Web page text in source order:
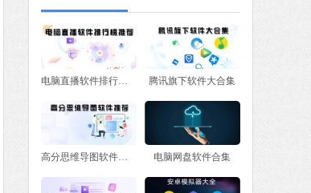
电脑直播软件排行榜推荐 腾讯旗下软件大合集
高分思维导图软件推荐 电脑网盘软件合集